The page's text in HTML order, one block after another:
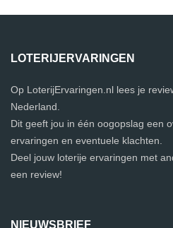
LOTERIJERVARINGEN
Op LoterijErvaringen.nl lees je
Nederland.
Dit geeft jou in één oogopslag een
ervaringen en eventuele klachten.
Deel jouw loterije ervaringen met
een review!
NIEUWSBRIEF